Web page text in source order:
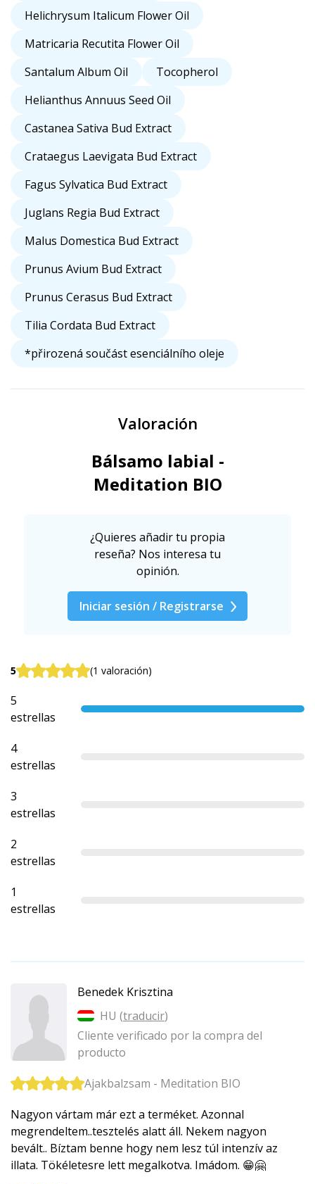
Helichrysum Italicum Flower Oil
Matricaria Recutita Flower Oil
Santalum Album Oil
Tocopherol
Helianthus Annuus Seed Oil
Castanea Sativa Bud Extract
Crataegus Laevigata Bud Extract
Fagus Sylvatica Bud Extract
Juglans Regia Bud Extract
Malus Domestica Bud Extract
Prunus Avium Bud Extract
Prunus Cerasus Bud Extract
Tilia Cordata Bud Extract
*přirozená součást esenciálního oleje
Valoración
Bálsamo labial -
Meditation BIO
¿Quieres añadir tu propia
reseña? Nos interesa tu
opinión.
Iniciar sesión / Registrarse
5 (1 valoración)
5
estrellas
4
estrellas
3
estrellas
2
estrellas
1
estrellas
Benedek Krisztina
HU (traducir)
Cliente verificado por la compra del
producto
Ajakbalzsam - Meditation BIO
Nagyon vártam már ezt a terméket. Azonnal
megrendeltem.­.tesztelés alatt áll. Nekem nagyon
bevált.. Bíztam benne hogy nem lesz túl intenzív az
illata. Tökéletesre lett megalkotva. Imádom. 😁🤗